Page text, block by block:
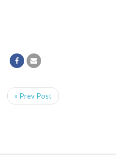
« Prev Post